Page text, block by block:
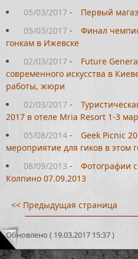
05/03/2017 -
Первый
05/03/2017 -
Финал
гонкам в Ижевске
02/03/2017 -
Future
современного искусства в
работы, жюри
02/03/2017 -
2017 в отеле Mria Resort 1-3
05/08/2014 -
Geek Picnic
мероприятие для гиков в этом
08/09/2013 -
Фотографии
Колпино 07.09.2013
<< Предыдущая страница
Обновлено ( 19.03.2017 15:37 )